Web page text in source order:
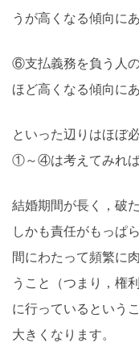
うが高くなる傾向に
⑥支払義務を負う人
ほど高くなる傾向に
といった辺りはほぼ
①～④は考えてみれば
結婚期間が長く，破
しかも責任がもっぱ
間にわたって頻繁に
うこと（つまり，権
に行っているという
大きくなります。